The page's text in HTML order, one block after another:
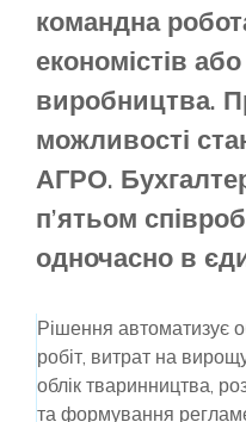
командна
економістів або
виробництва.
можливості
АГРО.
п’ятьом
одночасно в
Рішення автоматизує
робіт, витрат на
облік тваринництва,
та формування